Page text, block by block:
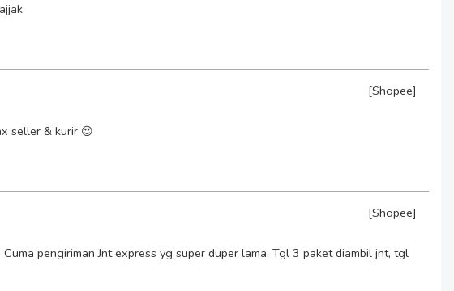
[Shopee]
seller & kurir 😍
[Shopee]
pengiriman Jnt express yg super duper lama. Tgl 3 paket diambil jnt, tgl